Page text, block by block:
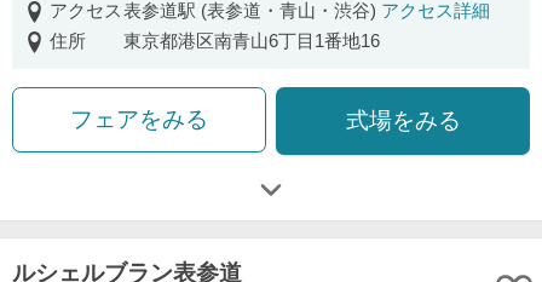
アクセス表参道駅 (表参道・青山・渋谷) アクセス詳細
住所
東京都港区南青山6丁目1番地16
フェアをみる 式場をみる
ルシェルブラン表参道